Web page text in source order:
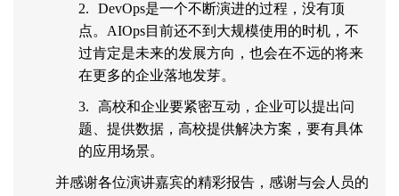
2. DevOps是一个不断演进的过程，没有顶
点。 AIOps目前还不到大规模使用的时机，不
过肯定是未来的发展方向，也会在不远的将来
在更多的企业落地发芽。
3.
高校和企业要紧密互动，企业可以提出问
题、提供数据，高校提供解决方案，要有具体
的应用场景。
并感谢各位演讲嘉宾的精彩报告，感谢与会人员的